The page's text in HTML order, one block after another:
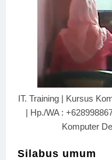
IT. Training | Kursus
| Hp./WA :
Komputer
Silabus umum